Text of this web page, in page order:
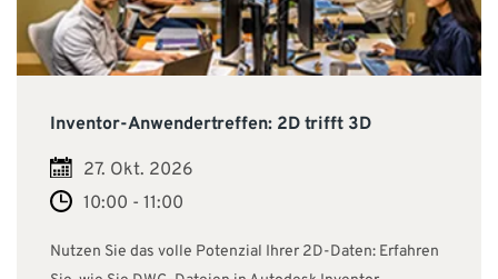
Inventor-Anwendertreffen: 2D trifft 3D
27. Okt. 2026
10:00 - 11:00
Nutzen Sie das volle Potenzial Ihrer 2D-Daten: Erfahren